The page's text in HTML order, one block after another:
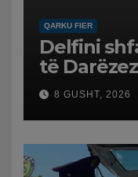
QARKU FIER
Delfini
të
pushuesit
8 GUSHT, 2026